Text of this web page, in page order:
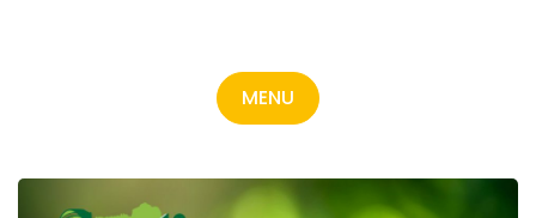
MENU